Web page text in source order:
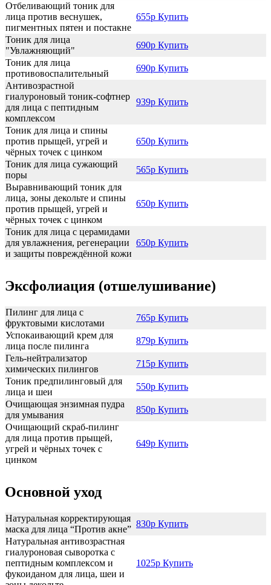
Отбеливающий тоник для
лица против веснушек,
пигментных пятен и постакне
655р Купить
Тоник для лица
"Увлажняющий"
690р Купить
Тоник для лица
противовоспалительный
690р Купить
Антивозрастной
гиалуроновый тоник-софтнер
для лица с пептидным
комплексом
939р Купить
Тоник для лица и спины
против прыщей, угрей и
чёрных точек с цинком
650р Купить
Тоник для лица сужающий
поры
565р Купить
Выравнивающий тоник для
лица, зоны декольте и спины
против прыщей, угрей и
чёрных точек с цинком
650р Купить
Тоник для лица с церамидами
для увлажнения, регенерации
и защиты повреждённой кожи
650р Купить
Эксфолиация (отшелушивание)
Пилинг для лица с
фруктовыми кислотами
765р Купить
Успокаивающий крем для
лица после пилинга
879р Купить
Гель-нейтрализатор
химических пилингов
715р Купить
Тоник предпилинговый для
лица и шеи
550р Купить
Очищающая энзимная пудра
для умывания
850р Купить
Очищающий скраб-пилинг
для лица против прыщей,
угрей и чёрных точек с
цинком
649р Купить
Основной уход
Натуральная корректирующая
маска для лица “Против акне”
830р Купить
Натуральная антивозрастная
гиалуроновая сыворотка с
пептидным комплексом и
фукоиданом для лица, шеи и
1025р Купить